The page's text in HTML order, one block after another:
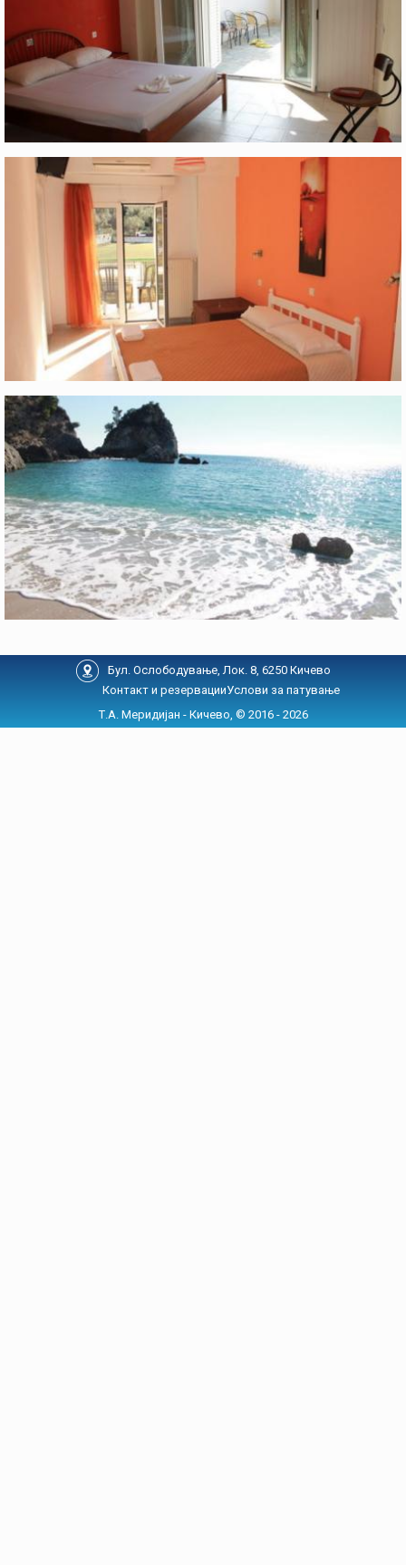
Бул. Ослободување, Лок. 8, 6250 Кичево
Контакт и резервацииУслови за патување
Т.А. Меридијан - Кичево, © 2016 - 2026